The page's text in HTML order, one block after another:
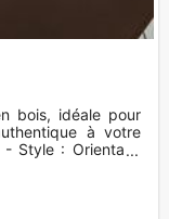
bois, idéale pour
à votre
Style : Oriental -